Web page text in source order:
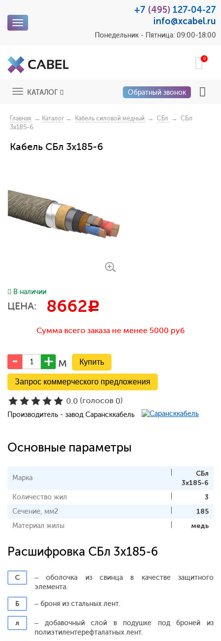
Toggle
+7 (495) 127-04-27
info@xcabel.ru
Понедельник - Пятница: 09:00-18:00
0
ToggleКАТАЛОГ Обратный звонок
Главная → Каталог → Кабель силовой медный → СБл
→ СБл
3x185-6
Кабель СБл 3x185-6
В наличии
ЦЕНА: 8662c
Сумма всего заказа не менее 5000 руб
м
Запрос коммерческого предложения
0.0 (голосов 0)
Производитель - завод Сарансккабель
Основные параметры
Марка
СБл
3x185-6
Количество жил
3
Сечение, мм2
185
Материал жилы
медь
Расшифровка СБл 3x185-6
С
– оболочка из свинца в качестве защитного
элемента.
Б
– броня из стальных лент.
л
– добавочный слой в подушке под броней из
полиэтилентерефталатных лент.